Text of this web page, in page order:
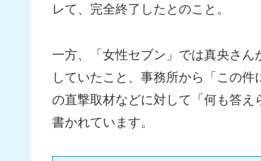
レて、完全終了したとのこと。
一方、「女性セブン」では真央さ
していたこと、事務所から「この
の直撃取材などに対して「何も答
書かれています。